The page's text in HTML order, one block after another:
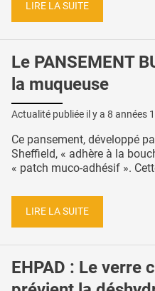
LIRE LA SUITE
Le PANSEMENT
la muqueuse
Actualité publiée il y a 8 années
Ce pansement, développé
Sheffield, « adhère à la
« patch muco-adhésif ».
LIRE LA SUITE
EHPAD : Le verre